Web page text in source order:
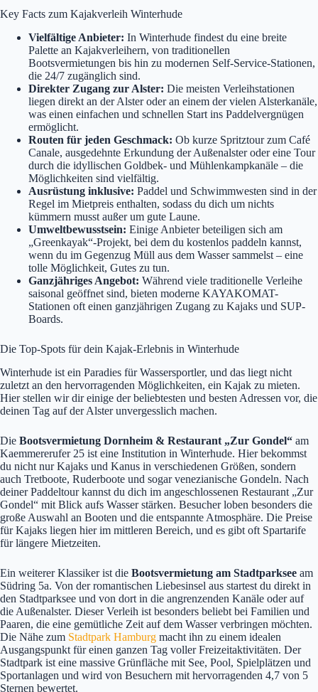
Key Facts zum Kajakverleih Winterhude
Vielfältige Anbieter: In Winterhude findest du eine breite
Palette an Kajakverleihern, von traditionellen
Bootsvermietungen bis hin zu modernen Self-Service-Stationen,
die 24/7 zugänglich sind.
Direkter Zugang zur Alster: Die meisten Verleihstationen
liegen direkt an der Alster oder an einem der vielen Alsterkanäle,
was einen einfachen und schnellen Start ins Paddelvergnügen
ermöglicht.
Routen für jeden Geschmack: Ob kurze Spritztour zum Café
Canale, ausgedehnte Erkundung der Außenalster oder eine Tour
durch die idyllischen Goldbek- und Mühlenkampkanäle – die
Möglichkeiten sind vielfältig.
Ausrüstung inklusive: Paddel und Schwimmwesten sind in der
Regel im Mietpreis enthalten, sodass du dich um nichts
kümmern musst außer um gute Laune.
Umweltbewusstsein: Einige Anbieter beteiligen sich am
„Greenkayak“-Projekt, bei dem du kostenlos paddeln kannst,
wenn du im Gegenzug Müll aus dem Wasser sammelst – eine
tolle Möglichkeit, Gutes zu tun.
Ganzjähriges Angebot: Während viele traditionelle Verleihe
saisonal geöffnet sind, bieten moderne KAYAKOMAT-
Stationen oft einen ganzjährigen Zugang zu Kajaks und SUP-
Boards.
Die Top-Spots für dein Kajak-Erlebnis in Winterhude
Winterhude ist ein Paradies für Wassersportler, und das liegt nicht
zuletzt an den hervorragenden Möglichkeiten, ein Kajak zu mieten.
Hier stellen wir dir einige der beliebtesten und besten Adressen vor, die
deinen Tag auf der Alster unvergesslich machen.
Die Bootsvermietung Dornheim & Restaurant „Zur Gondel“ am
Kaemmererufer 25 ist eine Institution in Winterhude. Hier bekommst
du nicht nur Kajaks und Kanus in verschiedenen Größen, sondern
auch Tretboote, Ruderboote und sogar venezianische Gondeln. Nach
deiner Paddeltour kannst du dich im angeschlossenen Restaurant „Zur
Gondel“ mit Blick aufs Wasser stärken. Besucher loben besonders die
große Auswahl an Booten und die entspannte Atmosphäre. Die Preise
für Kajaks liegen hier im mittleren Bereich, und es gibt oft Spartarife
für längere Mietzeiten.
Ein weiterer Klassiker ist die Bootsvermietung am Stadtparksee am
Südring 5a. Von der romantischen Liebesinsel aus startest du direkt in
den Stadtparksee und von dort in die angrenzenden Kanäle oder auf
die Außenalster. Dieser Verleih ist besonders beliebt bei Familien und
Paaren, die eine gemütliche Zeit auf dem Wasser verbringen möchten.
Die Nähe zum Stadtpark Hamburg macht ihn zu einem idealen
Ausgangspunkt für einen ganzen Tag voller Freizeitaktivitäten. Der
Stadtpark ist eine massive Grünfläche mit See, Pool, Spielplätzen und
Sportanlagen und wird von Besuchern mit hervorragenden 4,7 von 5
Sternen bewertet.